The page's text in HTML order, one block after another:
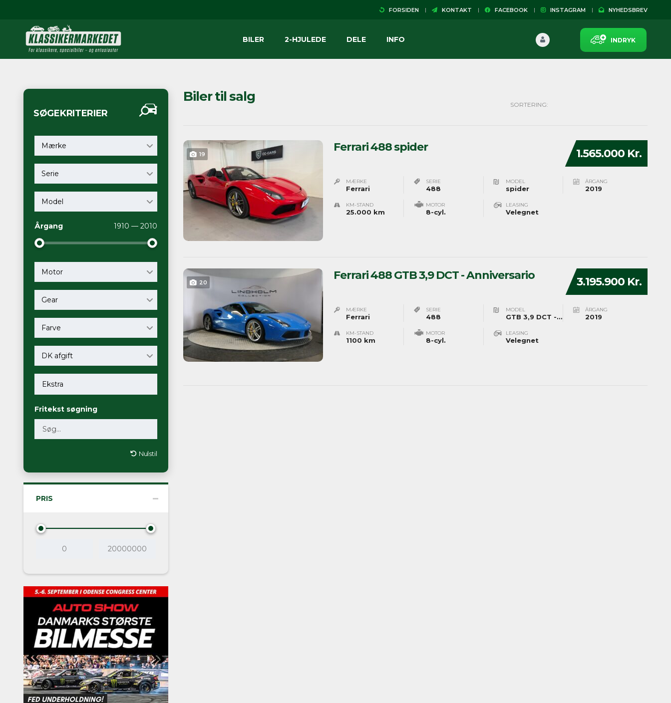
FORSIDEN KONTAKT FACEBOOK INSTAGRAM NYHEDSBREV
INDRYK
BILER 2-HJULEDE DELE INFO
SØGEKRITERIER
Mærke
Serie
Model
Årgang 1910 — 2010
Motor
Gear
Farve
DK afgift
Fritekst søgning
Nulstil
PRIS
Biler til salg
SORTERING:
19 1.565.000 Kr.
Ferrari 488 spider
MÆRKE
Ferrari
SERIE
488
MODEL
spider
ÅRGANG
2019
KM-STAND
25.000 km
MOTOR
8-cyl.
LEASING
Velegnet
20 3.195.900 Kr.
Ferrari 488 GTB 3,9 DCT - Anniversario
MÆRKE
Ferrari
SERIE
488
MODEL
GTB 3,9 DCT - Anniversario
ÅRGANG
2019
KM-STAND
1100 km
MOTOR
8-cyl.
LEASING
Velegnet